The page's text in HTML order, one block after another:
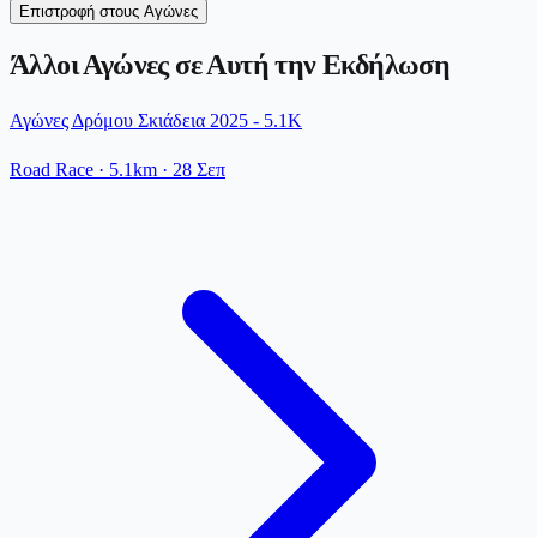
Επιστροφή στους Αγώνες
Άλλοι Αγώνες σε Αυτή την Εκδήλωση
Αγώνες Δρόμου Σκιάδεια 2025 - 5.1K
Road Race · 5.1km · 28 Σεπ